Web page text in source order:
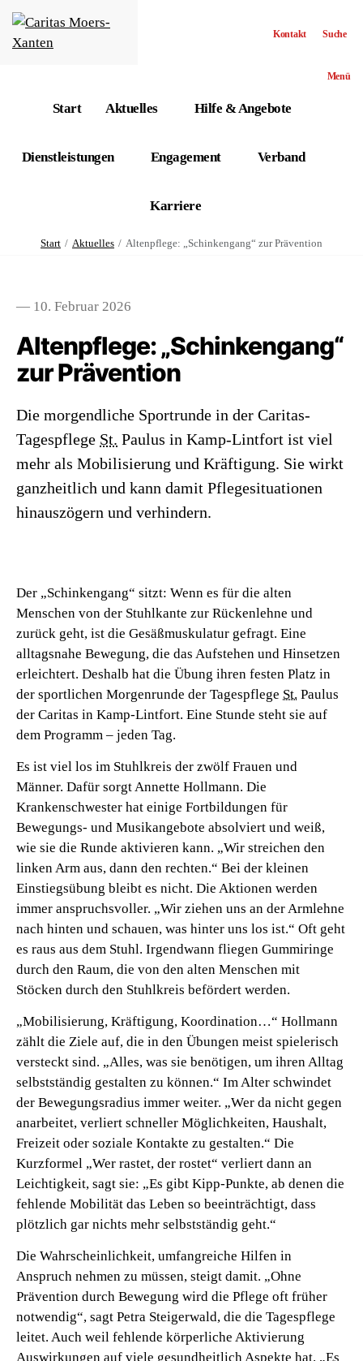
Menü
Start Aktuelles Hilfe & Angebote
Dienstleistungen Engagement Verband
Karriere
Kontakt Suche
Start Aktuelles Altenpflege: „Schinkengang“ zur Prävention
— 10. Februar 2026
Altenpflege: „Schinkengang“
zur Prävention
Die morgendliche Sportrunde in der Caritas-
Tagespflege St. Paulus in Kamp-Lintfort ist viel
mehr als Mobilisierung und Kräftigung. Sie wirkt
ganzheitlich und kann damit Pflegesituationen
hinauszögern und verhindern.
Der „Schinkengang“ sitzt: Wenn es für die alten
Menschen von der Stuhlkante zur Rückenlehne und
zurück geht, ist die Gesäßmuskulatur gefragt. Eine
alltagsnahe Bewegung, die das Aufstehen und Hinsetzen
erleichtert. Deshalb hat die Übung ihren festen Platz in
der sportlichen Morgenrunde der Tagespflege St. Paulus
der Caritas in Kamp-Lintfort. Eine Stunde steht sie auf
dem Programm – jeden Tag.
Es ist viel los im Stuhlkreis der zwölf Frauen und
Männer. Dafür sorgt Annette Hollmann. Die
Krankenschwester hat einige Fortbildungen für
Bewegungs- und Musikangebote absolviert und weiß,
wie sie die Runde aktivieren kann. „Wir streichen den
linken Arm aus, dann den rechten.“ Bei der kleinen
Einstiegsübung bleibt es nicht. Die Aktionen werden
immer anspruchsvoller. „Wir ziehen uns an der Armlehne
nach hinten und schauen, was hinter uns los ist.“ Oft geht
es raus aus dem Stuhl. Irgendwann fliegen Gummiringe
durch den Raum, die von den alten Menschen mit
Stöcken durch den Stuhlkreis befördert werden.
„Mobilisierung, Kräftigung, Koordination…“ Hollmann
zählt die Ziele auf, die in den Übungen meist spielerisch
versteckt sind. „Alles, was sie benötigen, um ihren Alltag
selbstständig gestalten zu können.“ Im Alter schwindet
der Bewegungsradius immer weiter. „Wer da nicht gegen
anarbeitet, verliert schneller Möglichkeiten, Haushalt,
Freizeit oder soziale Kontakte zu gestalten.“ Die
Kurzformel „Wer rastet, der rostet“ verliert dann an
Leichtigkeit, sagt sie: „Es gibt Kipp-Punkte, ab denen die
fehlende Mobilität das Leben so beeinträchtigt, dass
plötzlich gar nichts mehr selbstständig geht.“
Die Wahrscheinlichkeit, umfangreiche Hilfen in
Anspruch nehmen zu müssen, steigt damit. „Ohne
Prävention durch Bewegung wird die Pflege oft früher
notwendig“, sagt Petra Steigerwald, die die Tagespflege
leitet. Auch weil fehlende körperliche Aktivierung
Auswirkungen auf viele gesundheitlich Aspekte hat. „Es